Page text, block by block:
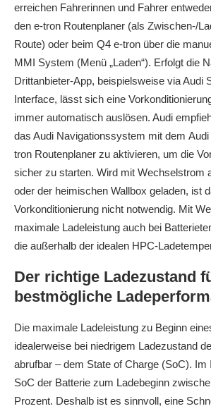
erreichen Fahrerinnen und Fahrer
den e-tron Routenplaner (als Zwischen-/
Route) oder beim Q4 e-tron über die
MMI System (Menü „Laden“). Erfolgt die
Drittanbieter-App, beispielsweise via Audi
Interface, lässt sich eine
immer automatisch auslösen. Audi
das Audi Navigationssystem mit dem Audi
tron Routenplaner zu aktivieren, um die
sicher zu starten. Wird mit Wechselstrom
oder der heimischen Wallbox geladen, ist
Vorkonditionierung nicht notwendig. Mit
maximale Ladeleistung auch bei
die außerhalb der idealen HPC-
Der richtige Ladezustand
bestmögliche
Die maximale Ladeleistung zu Beginn
idealerweise bei niedrigem Ladezustand
abrufbar – dem State of Charge (SoC). Im
SoC der Batterie zum Ladebeginn
Prozent. Deshalb ist es sinnvoll, eine